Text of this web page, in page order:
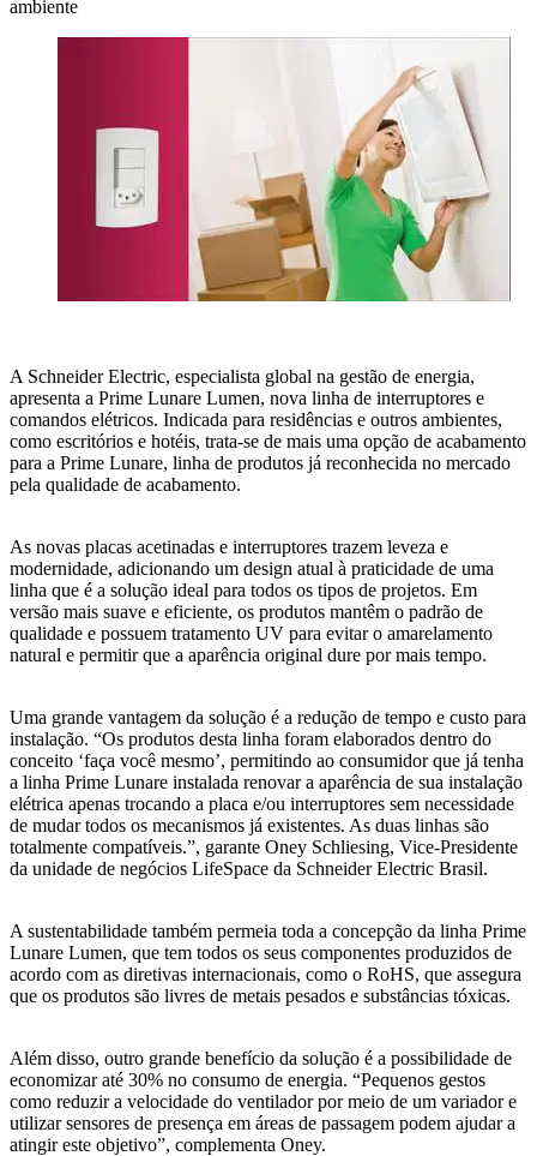
ambiente
A Schneider Electric, especialista global na gestão de energia,
apresenta a Prime Lunare Lumen, nova linha de interruptores e
comandos elétricos. Indicada para residências e outros ambientes,
como escritórios e hotéis, trata-se de mais uma opção de acabamento
para a Prime Lunare, linha de produtos já reconhecida no mercado
pela qualidade de acabamento.
As novas placas acetinadas e interruptores trazem leveza e
modernidade, adicionando um design atual à praticidade de uma
linha que é a solução ideal para todos os tipos de projetos. Em
versão mais suave e eficiente, os produtos mantêm o padrão de
qualidade e possuem tratamento UV para evitar o amarelamento
natural e permitir que a aparência original dure por mais tempo.
Uma grande vantagem da solução é a redução de tempo e custo para
instalação. “Os produtos desta linha foram elaborados dentro do
conceito ‘faça você mesmo’, permitindo ao consumidor que já tenha
a linha Prime Lunare instalada renovar a aparência de sua instalação
elétrica apenas trocando a placa e/ou interruptores sem necessidade
de mudar todos os mecanismos já existentes. As duas linhas são
totalmente compatíveis.”, garante Oney Schliesing, Vice-Presidente
da unidade de negócios LifeSpace da Schneider Electric Brasil.
A sustentabilidade também permeia toda a concepção da linha Prime
Lunare Lumen, que tem todos os seus componentes produzidos de
acordo com as diretivas internacionais, como o RoHS, que assegura
que os produtos são livres de metais pesados e substâncias tóxicas.
Além disso, outro grande benefício da solução é a possibilidade de
economizar até 30% no consumo de energia. “Pequenos gestos
como reduzir a velocidade do ventilador por meio de um variador e
utilizar sensores de presença em áreas de passagem podem ajudar a
atingir este objetivo”, complementa Oney.